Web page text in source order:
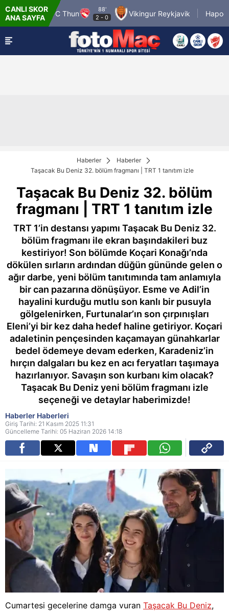
CANLI SKOR
ANA SAYFA
FC FC Thun
88'
2 -0 Vikingur Reykjavik Hapoel Tel
Haberler
Haberler
Taşacak Bu Deniz 32. bölüm fragmanı | TRT 1 tanıtım izle
Taşacak Bu Deniz 32. bölüm
fragmanı | TRT 1 tanıtım izle
TRT 1’in destansı yapımı Taşacak Bu Deniz 32.
bölüm fragmanı ile ekran başındakileri buz
kestiriyor! Son bölümde Koçari Konağı’nda
dökülen sırların ardından düğün gününde gelen o
ağır darbe, yeni bölüm tanıtımında tam anlamıyla
bir can pazarına dönüşüyor. Esme ve Adil’in
hayalini kurduğu mutlu son kanlı bir pusuyla
gölgelenirken, Furtunalar’ın son çırpınışları
Eleni’yi bir kez daha hedef haline getiriyor. Koçari
adaletinin pençesinden kaçamayan günahkarlar
bedel ödemeye devam ederken, Karadeniz’in
hırçın dalgaları bu kez en acı feryatları taşımaya
hazırlanıyor. Savaşın son kurbanı kim olacak?
Taşacak Bu Deniz yeni bölüm fragmanı izle
seçeneği ve detaylar haberimizde!
Haberler Haberleri
Giriş Tarihi: 21 Kasım 2025 11:31
Güncelleme Tarihi: 05 Haziran 2026 14:18
Cumartesi gecelerine damga vuran Taşacak Bu Deniz,